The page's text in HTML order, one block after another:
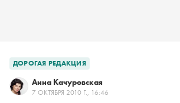
ДОРОГАЯ РЕДАКЦИЯ
Анна Качуровская
7 ОКТЯБРЯ 2010 Г., 16:46